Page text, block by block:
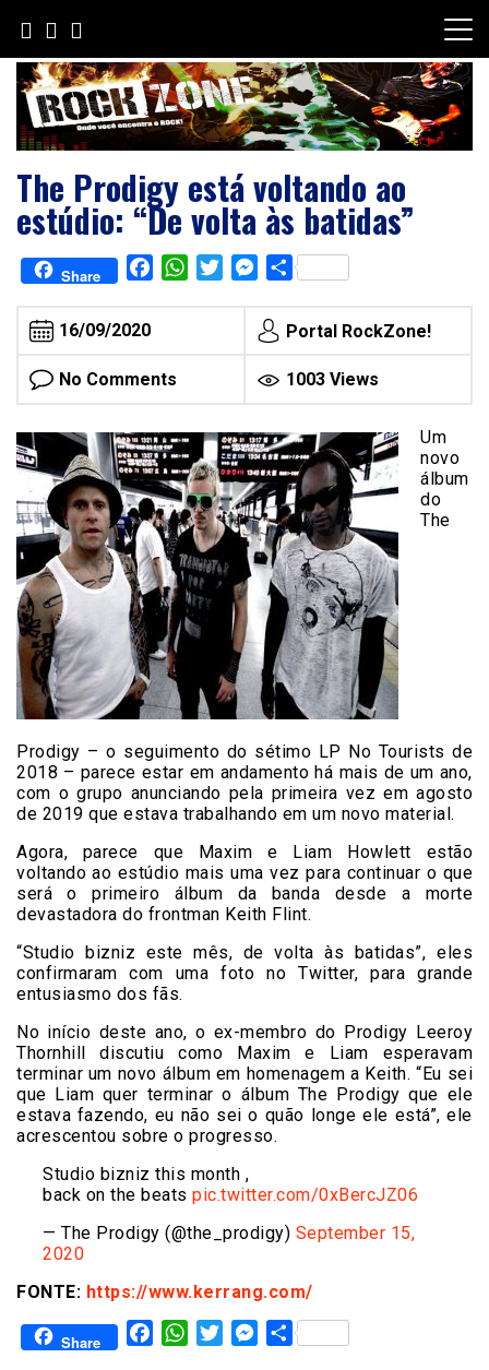
content
The Prodigy está voltando ao
estúdio: “De volta às batidas”
Share FacebookWhatsAppTwitterMessenger
Share
16/09/2020 Portal RockZone!
No Comments 1003 Views
Um
novo
álbum
do
The
Prodigy – o seguimento do sétimo LP No Tourists de
2018 – parece estar em andamento há mais de um ano,
com o grupo anunciando pela primeira vez em agosto
de 2019 que estava trabalhando em um novo material.
Agora, parece que Maxim e Liam Howlett estão
voltando ao estúdio mais uma vez para continuar o que
será o primeiro álbum da banda desde a morte
devastadora do frontman Keith Flint.
“Studio bizniz este mês, de volta às batidas”, eles
confirmaram com uma foto no Twitter, para grande
entusiasmo dos fãs.
No início deste ano, o ex-membro do Prodigy Leeroy
Thornhill discutiu como Maxim e Liam esperavam
terminar um novo álbum em homenagem a Keith. “Eu sei
que Liam quer terminar o álbum The Prodigy que ele
estava fazendo, eu não sei o quão longe ele está”, ele
acrescentou sobre o progresso.
Studio bizniz this month ,
back on the beats pic.twitter.com/0xBercJZ06
— The Prodigy (@the_prodigy) September 15,
2020
FONTE: https://www.kerrang.com/
Share FacebookWhatsAppTwitterMessenger
Share